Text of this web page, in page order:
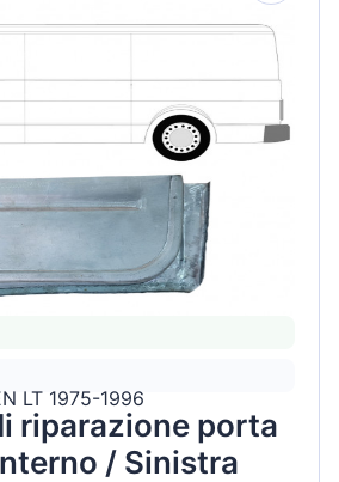
LT 1975-1996
riparazione porta
/ Sinistra